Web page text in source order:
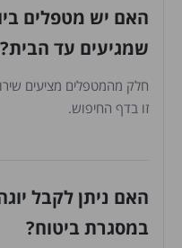
האם יש מטפלים
שמגיעים עד הבית?
חלק מהמטפלים מציעים
זו בדף החיפוש.
האם ניתן לקבל
במסגרת ביטוח?